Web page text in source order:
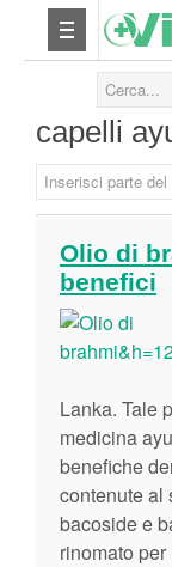
capelli
Inserisci parte del
Olio di
benefici
Lanka. Tale
medicina
benefiche
contenute al
bacoside e
rinomato per